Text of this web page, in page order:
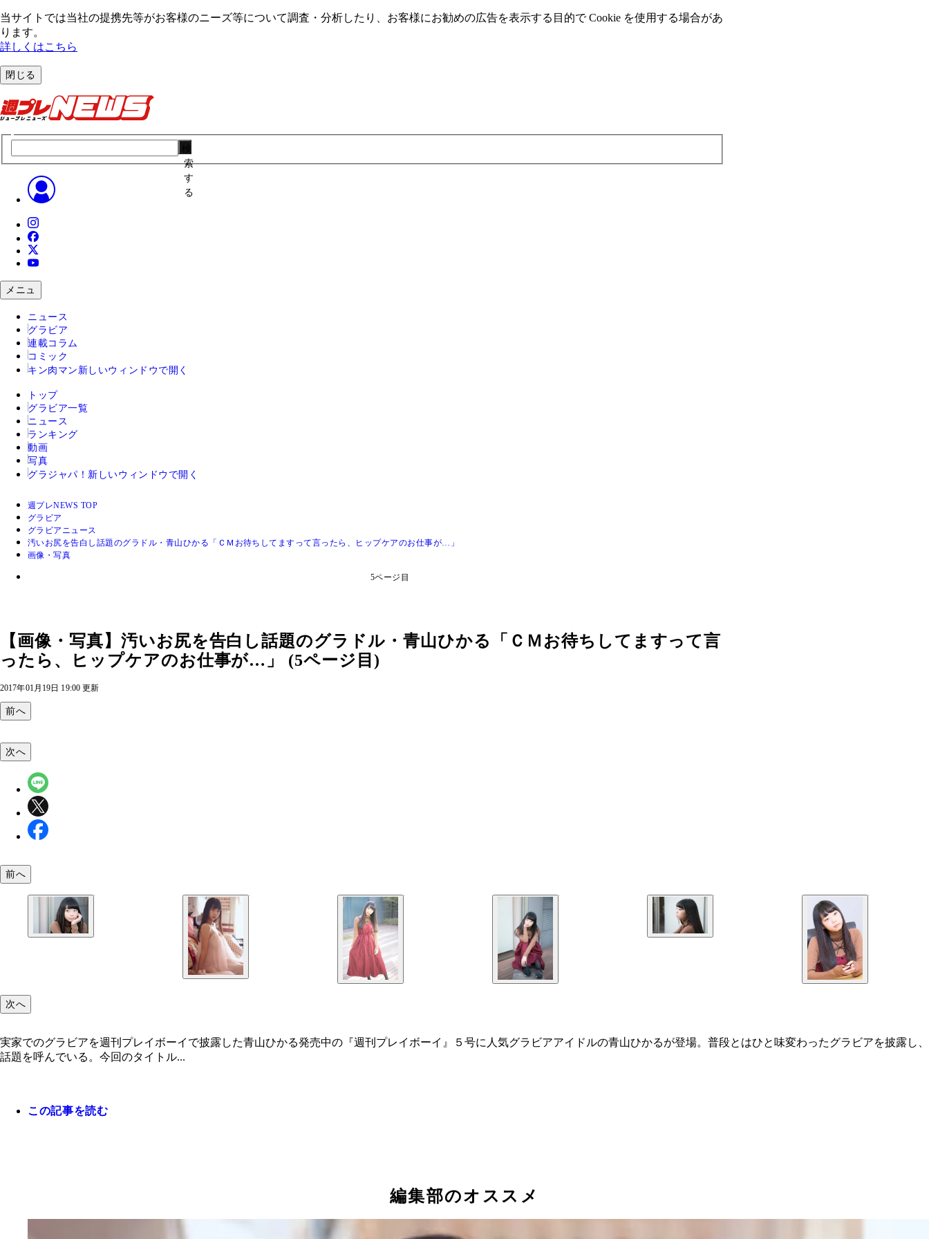
当サイトでは当社の提携先等がお客様のニーズ等について調査・分析したり、お客様にお勧めの広告を表⽰する⽬的で Cookie を使⽤する場合があ
ります。
詳しくはこちら
閉じる
索
す
る
メニュ
ニュース
グラビア
連載コラム
コミック
キン肉マン 新しいウィンドウで開く
トップ
グラビア一覧
ニュース
ランキング
動画
写真
グラジャパ！ 新しいウィンドウで開く
週プレNEWS TOP
グラビア
グラビアニュース
汚いお尻を告白し話題のグラドル・青山ひかる「ＣＭお待ちしてますって言ったら、ヒップケアのお仕事が…」
画像・写真
5ページ目
【画像・写真】汚いお尻を告白し話題のグラドル・青山ひかる「ＣＭお待ちしてますって言
ったら、ヒップケアのお仕事が…」 (5ページ目)
2017年01月19日 19:00 更新
前へ
次へ
前へ
次へ
実家でのグラビアを週刊プレイボーイで披露した青山ひかる発売中の『週刊プレイボーイ』５号に人気グラビアアイドルの青山ひかるが登場。普段とはひと味変わったグラビアを披露し、
話題を呼んでいる。今回のタイトル...
この記事を読む
編集部のオススメ